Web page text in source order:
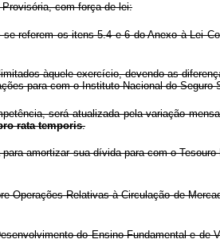
com força de lei:
referem os itens 5.4 e 6 do Anexo à Lei
àquele exercício, devendo as
para com o Instituto Nacional do Seguro
será atualizada pela variação
rata temporis.
amortizar sua dívida para com o
Operações Relativas à Circulação de
do Ensino Fundamental e de